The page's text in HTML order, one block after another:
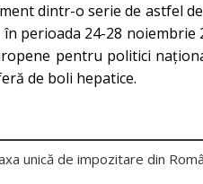
dintr-o serie de astfel
perioada 24-28 noiembrie
pentru politici
de boli hepatice.
unică de impozitare din